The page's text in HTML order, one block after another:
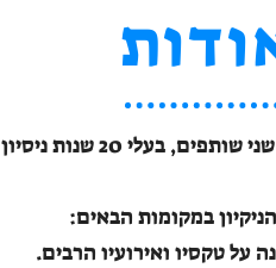
החברה הוקמה על ידי שני שותפים, בעלי 20 שנות ניסיון
במקומות הבאים:
על טקסיו ואירועיו הרבים.